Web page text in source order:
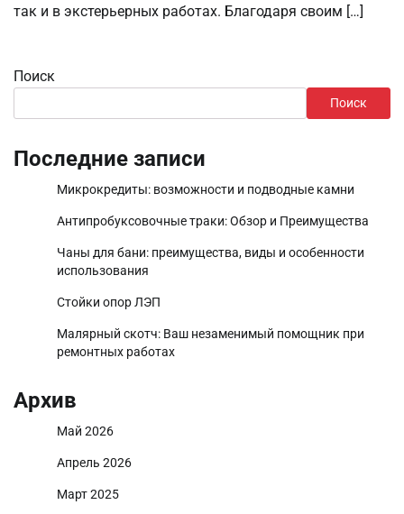
так и в экстерьерных работах. Благодаря своим […]
Поиск
Поиск
Последние записи
Микрокредиты: возможности и подводные камни
Антипробуксовочные траки: Обзор и Преимущества
Чаны для бани: преимущества, виды и особенности
использования
Стойки опор ЛЭП
Малярный скотч: Ваш незаменимый помощник при
ремонтных работах
Архив
Май 2026
Апрель 2026
Март 2025